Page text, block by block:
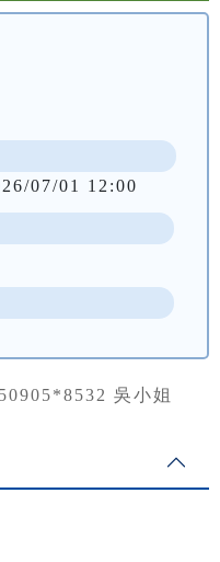
07/01 12:00
吳小姐